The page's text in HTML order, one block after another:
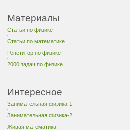
Материалы
Статьи по физике
Статьи по математике
Репетитор по физике
2000 задач по физике
Интересное
Занимательная физика-1
Занимательная физика-2
Живая математика